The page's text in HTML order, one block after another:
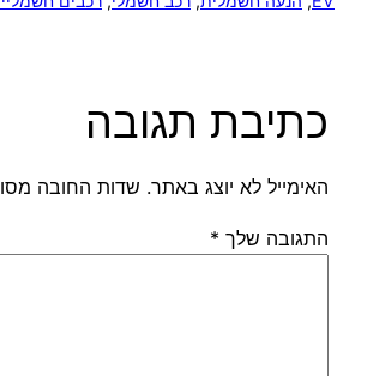
כתיבת תגובה
האימייל לא יוצג באתר. שדות החובה
התגובה שלך *